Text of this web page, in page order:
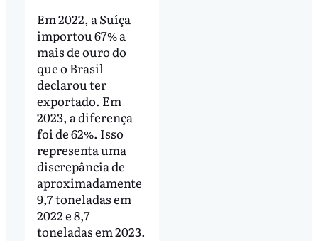
Em 2022, a Suíça
importou 67% a
mais de ouro do
que o Brasil
declarou ter
exportado. Em
2023, a diferença
foi de 62%. Isso
representa uma
discrepância de
aproximadamente
9,7 toneladas em
2022 e 8,7
toneladas em 2023.